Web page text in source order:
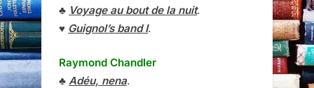
♣ Voyage au bout de la nuit.
♥ Guignol’s band I.
Raymond Chandler
♣ Adéu, nena.